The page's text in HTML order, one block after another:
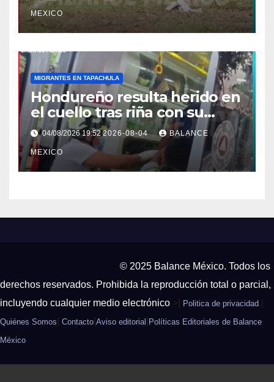
MEXICO
MIGRANTES EN TAPACHULA
Hondureño resulta herido en
el cuello tras riña con su
pareja en Tapachula
04/08/2026 19:522026-08-04 BALANCE
MEXICO
© 2025 Balance México. Todos los
derechos reservados. Prohibida la reproducción total o parcial,
incluyendo cualquier medio electrónico >| Politica de privacidad .|
Quiénes Somos Contacto Aviso editorial Políticas Editoriales de Balance
México